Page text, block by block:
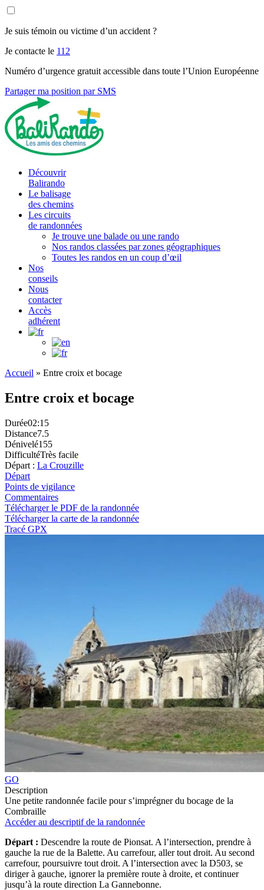
Je suis témoin ou victime d’un accident ?
Je contacte le 112
Numéro d’urgence gratuit accessible dans toute l’Union Européenne
Partager ma position par SMS
Découvrir
Balirando
Le balisage
des chemins
Les circuits
de randonnées
Je trouve une balade ou une rando
Nos randos classées par zones géographiques
Toutes les randos en un coup d’œil
Nos
conseils
Nous
contacter
Accès
adhérent
Accueil » Entre croix et bocage
Entre croix et bocage
Durée02:15
Distance7.5
Dénivelé155
DifficultéTrès facile
Départ : La Crouzille
Départ
Points de vigilance
Commentaires
Télécharger le PDF de la randonnée
Télécharger la carte de la randonnée
Tracé GPX
GO
Description
Une petite randonnée facile pour s’imprégner du bocage de la
Combraille
Accéder au descriptif de la randonnée
Départ : Descendre la route de Pionsat. A l’intersection, prendre à
gauche la rue de la Balette. Au carrefour, aller tout droit. Au second
carrefour, poursuivre tout droit. A l’intersection avec la D503, se
diriger à gauche, ignorer la première route à droite, et continuer
jusqu’à la route direction La Gannebonne.